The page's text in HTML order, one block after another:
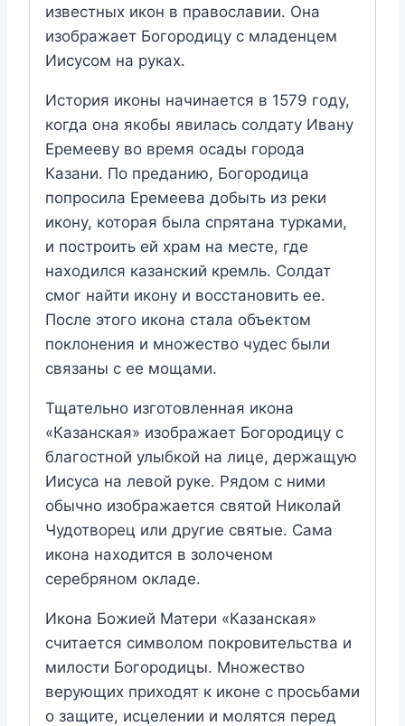
известных икон в православии. Она
изображает Богородицу с младенцем
Иисусом на руках.
История иконы начинается в 1579 году,
когда она якобы явилась солдату Ивану
Еремееву во время осады города
Казани. По преданию, Богородица
попросила Еремеева добыть из реки
икону, которая была спрятана турками,
и построить ей храм на месте, где
находился казанский кремль. Солдат
смог найти икону и восстановить ее.
После этого икона стала объектом
поклонения и множество чудес были
связаны с ее мощами.
Тщательно изготовленная икона
«Казанская» изображает Богородицу с
благостной улыбкой на лице, держащую
Иисуса на левой руке. Рядом с ними
обычно изображается святой Николай
Чудотворец или другие святые. Сама
икона находится в золоченом
серебряном окладе.
Икона Божией Матери «Казанская»
считается символом покровительства и
милости Богородицы. Множество
верующих приходят к иконе с просьбами
о защите, исцелении и молятся перед